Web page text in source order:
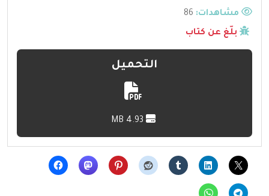
مشاهدات:
بلّغ عن كتاب
التحميل